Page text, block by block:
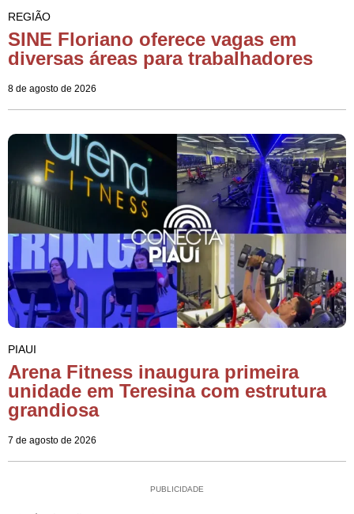
REGIÃO
SINE Floriano oferece vagas em
diversas áreas para trabalhadores
8 de agosto de 2026
PIAUI
Arena Fitness inaugura primeira
unidade em Teresina com estrutura
grandiosa
7 de agosto de 2026
PUBLICIDADE